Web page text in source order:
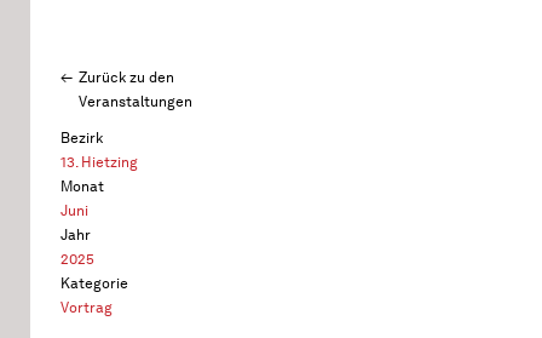
Zurück zu den
Veranstaltungen
Bezirk
13. Hietzing
Monat
Juni
Jahr
2025
Kategorie
Vortrag